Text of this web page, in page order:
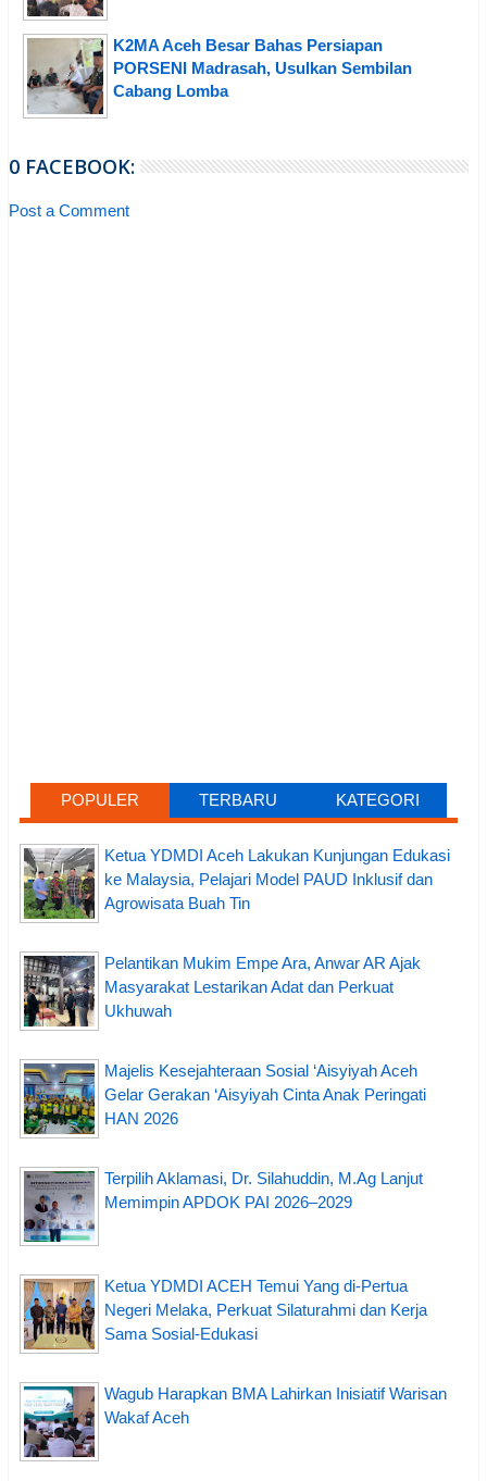
K2MA Aceh Besar Bahas Persiapan
PORSENI Madrasah, Usulkan Sembilan
Cabang Lomba
0 FACEBOOK:
Post a Comment
POPULER TERBARU KATEGORI
Ketua YDMDI Aceh Lakukan Kunjungan Edukasi
ke Malaysia, Pelajari Model PAUD Inklusif dan
Agrowisata Buah Tin
Pelantikan Mukim Empe Ara, Anwar AR Ajak
Masyarakat Lestarikan Adat dan Perkuat
Ukhuwah
Majelis Kesejahteraan Sosial ‘Aisyiyah Aceh
Gelar Gerakan ‘Aisyiyah Cinta Anak Peringati
HAN 2026
Terpilih Aklamasi, Dr. Silahuddin, M.Ag Lanjut
Memimpin APDOK PAI 2026–2029
Ketua YDMDI ACEH Temui Yang di-Pertua
Negeri Melaka, Perkuat Silaturahmi dan Kerja
Sama Sosial-Edukasi
Wagub Harapkan BMA Lahirkan Inisiatif Warisan
Wakaf Aceh